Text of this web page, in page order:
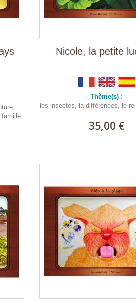
famille
Nicole, la petite
Thème(s) :
les insectes, la différences, le
35,00 €